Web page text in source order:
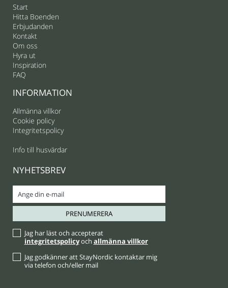
Start
Hitta Boenden
Erbjudanden
Kontakt
Om oss
Hyra ut
Inspiration
FAQ
INFORMATION
Allmänna villkor
Cookie policy
Integritetspolicy
Info till husvärdar
NYHETSBREV
Jag har läst och accepterat
integritetspolicyoch allmänna villkor
Jag godkänner att StayNordic kontaktar mig
via telefon och/eller mail